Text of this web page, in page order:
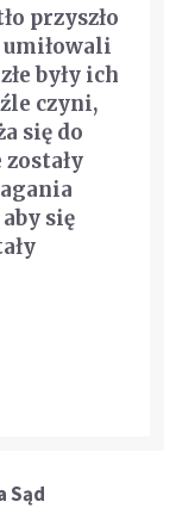
przyszło
były ich
czyni,
się do
się
Sąd